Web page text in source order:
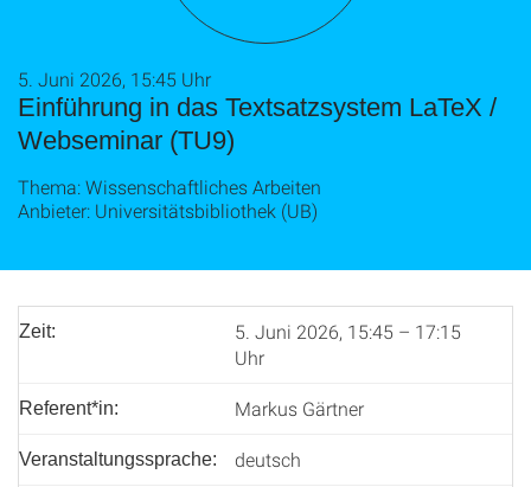
Einführung in das Textsatzsystem LaTeX /
Webseminar (TU9)
5. Juni 2026, 15:45 Uhr
Thema: Wissenschaftliches Arbeiten
Anbieter: Universitätsbibliothek (UB)
Zeit:
5. Juni 2026, 15:45 – 17:15
Uhr
Referent*in: Markus Gärtner
Veranstaltungssprache: deutsch